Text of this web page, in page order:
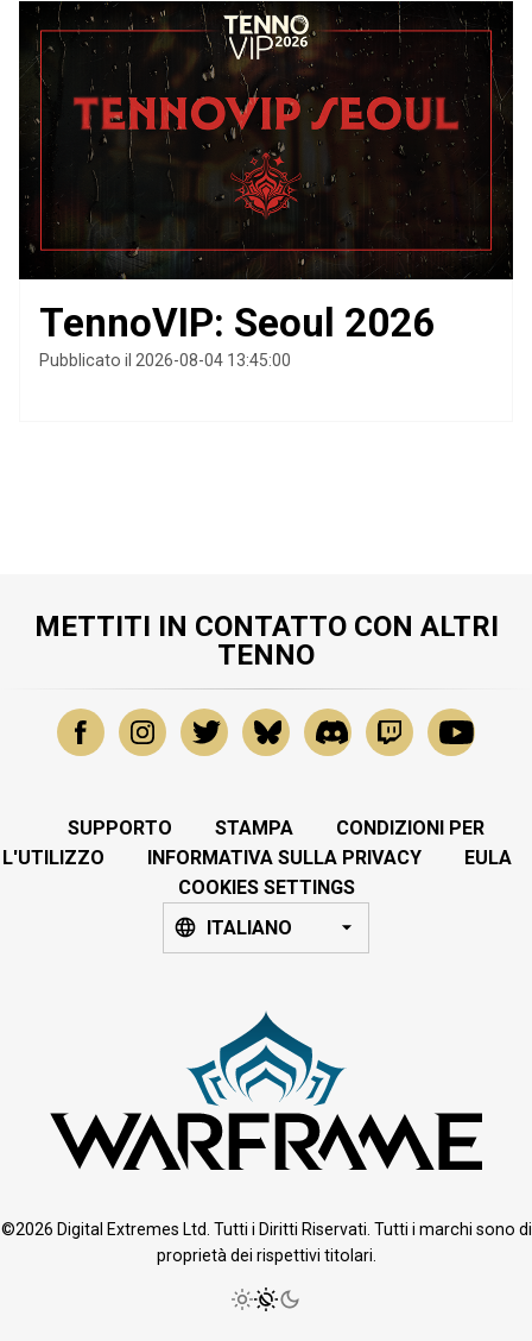
TennoVIP: Seoul 2026
Pubblicato il 2026-08-04 13:45:00
METTITI IN CONTATTO CON ALTRI
TENNO
SUPPORTO STAMPA
CONDIZIONI PER
L'UTILIZZO
INFORMATIVA SULLA PRIVACY
EULA
COOKIES SETTINGS
ITALIANO
©2026 Digital Extremes Ltd. Tutti i Diritti Riservati. Tutti i marchi sono di
proprietà dei rispettivi titolari.